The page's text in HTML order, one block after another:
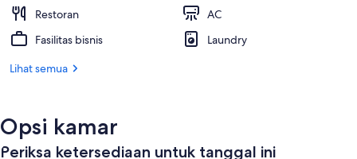
Bagian depan properti - sore/malam
Restoran
AC
Fasilitas bisnis
Laundry
Lihat semua
Opsi kamar
Periksa ketersediaan untuk tanggal ini